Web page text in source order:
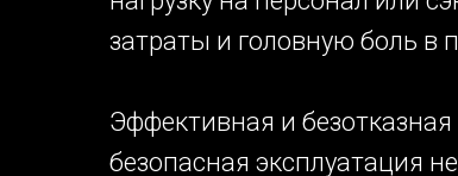
затраты и головную боль в
Эффективная и
безопасная эксплуатация